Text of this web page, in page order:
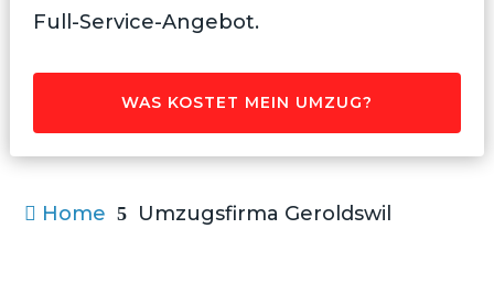
Full-Service-Angebot.
WAS KOSTET MEIN UMZUG?
 Home 5 Umzugsfirma Geroldswil